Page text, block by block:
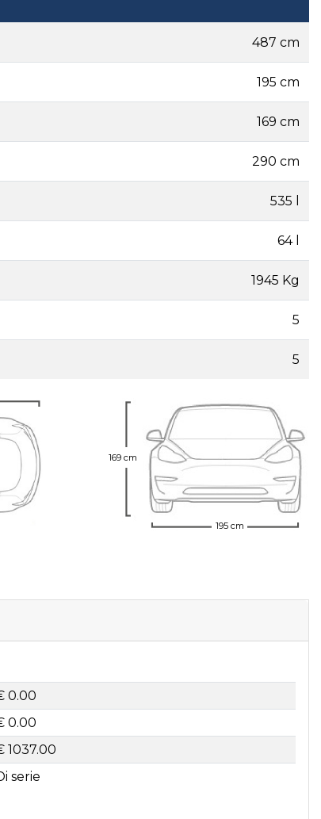
487 cm
195 cm
169 cm
290 cm
535 l
64 l
1945 Kg
5
5
169 cm
195 cm
0.00
0.00
1037.00
serie